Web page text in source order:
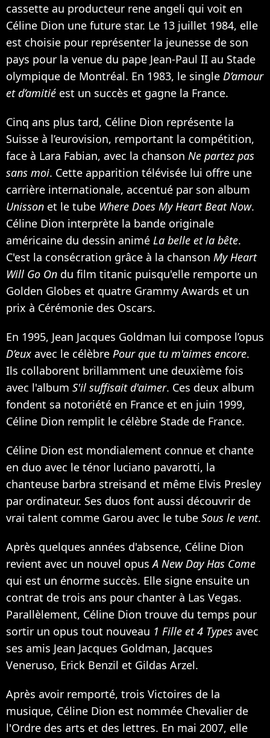
cassette au producteur rene angeli qui voit en
Céline Dion une future star. Le 13 juillet 1984, elle
est choisie pour représenter la jeunesse de son
pays pour la venue du pape Jean-Paul II au Stade
olympique de Montréal. En 1983, le single D’amour
et d’amitié est un succès et gagne la France.
Cinq ans plus tard, Céline Dion représente la
Suisse à l’eurovision, remportant la compétition,
face à Lara Fabian, avec la chanson Ne partez pas
sans moi. Cette apparition télévisée lui offre une
carrière internationale, accentué par son album
Unisson et le tube Where Does My Heart Beat Now.
Céline Dion interprète la bande originale
américaine du dessin animé La belle et la bête.
C'est la consécration grâce à la chanson My Heart
Will Go On du film titanic puisqu'elle remporte un
Golden Globes et quatre Grammy Awards et un
prix à Cérémonie des Oscars.
En 1995, Jean Jacques Goldman lui compose l’opus
D’eux avec le célèbre Pour que tu m'aimes encore.
Ils collaborent brillamment une deuxième fois
avec l'album S'il suffisait d'aimer. Ces deux album
fondent sa notoriété en France et en juin 1999,
Céline Dion remplit le célèbre Stade de France.
Céline Dion est mondialement connue et chante
en duo avec le ténor luciano pavarotti, la
chanteuse barbra streisand et même Elvis Presley
par ordinateur. Ses duos font aussi découvrir de
vrai talent comme Garou avec le tube Sous le vent.
Après quelques années d'absence, Céline Dion
revient avec un nouvel opusA New Day Has Come
qui est un énorme succès. Elle signe ensuite un
contrat de trois ans pour chanter à Las Vegas.
Parallèlement, Céline Dion trouve du temps pour
sortir un opus tout nouveau 1 Fille et 4 Types avec
ses amis Jean Jacques Goldman, Jacques
Veneruso, Erick Benzil et Gildas Arzel.
Après avoir remporté, trois Victoires de la
musique, Céline Dion est nommée Chevalier de
l'Ordre des arts et des lettres. En mai 2007, elle